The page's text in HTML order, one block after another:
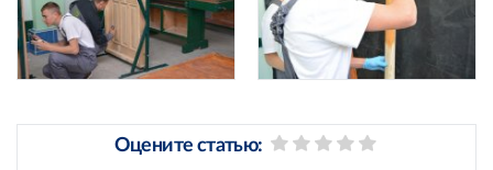
Оцените статью: